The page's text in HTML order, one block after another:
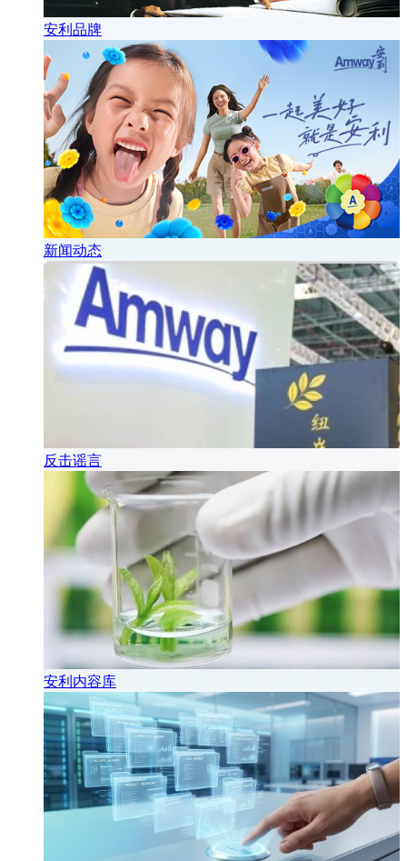
安利品牌
新闻动态
反击谣言
安利内容库